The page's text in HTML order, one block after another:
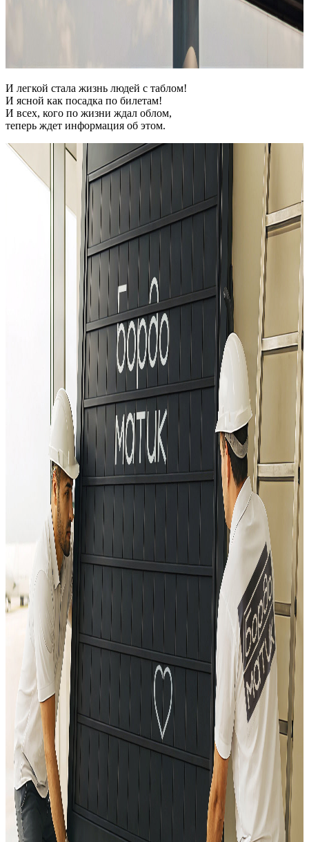
И легкой стала жизнь людей с таблом!
И ясной как посадка по билетам!
И всех, кого по жизни ждал облом,
теперь ждет информация об этом.